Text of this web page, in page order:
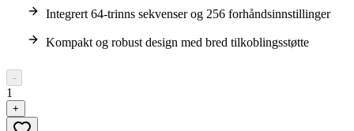
Integrert 64-trinns sekvenser og 256 forhåndsinnstillinger
Kompakt og robust design med bred tilkoblingsstøtte
-
1
+